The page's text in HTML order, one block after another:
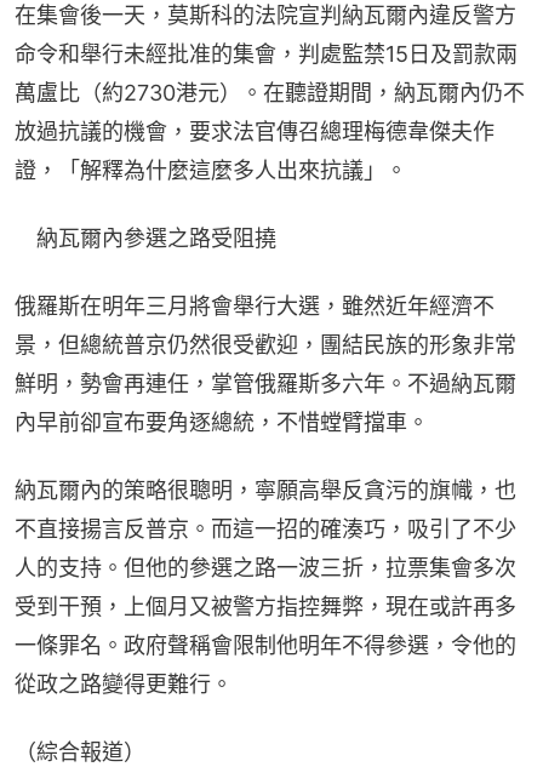
在集會後一天，莫斯科的法院宣判納瓦爾內違反警方
命令和舉行未經批准的集會，判處監禁15日及罰款兩
萬盧比（約2730港元）。在聽證期間，納瓦爾內仍不
放過抗議的機會，要求法官傳召總理梅德韋傑夫作
證，「解釋為什麼這麼多人出來抗議」。
納瓦爾內參選之路受阻撓
俄羅斯在明年三月將會舉行大選，雖然近年經濟不
景，但總統普京仍然很受歡迎，團結民族的形象非常
鮮明，勢會再連任，掌管俄羅斯多六年。不過納瓦爾
內早前卻宣布要角逐總統，不惜螳臂擋車。
納瓦爾內的策略很聰明，寧願高舉反貪污的旗幟，也
不直接揚言反普京。而這一招的確湊巧，吸引了不少
人的支持。但他的參選之路一波三折，拉票集會多次
受到干預，上個月又被警方指控舞弊，現在或許再多
一條罪名。政府聲稱會限制他明年不得參選，令他的
從政之路變得更難行。
（綜合報道）